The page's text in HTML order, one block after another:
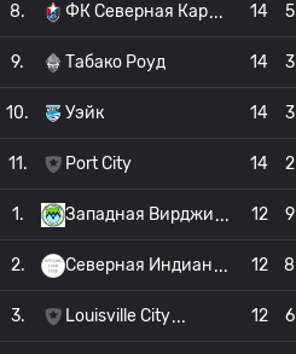
8. ФК Северная Кар 14 5
9. Табако Роуд 14 3
10. Уэйк 14 3
11. Port City 14 2
1. Западная Вирджи 12 9
2. Северная Индиан 12 8
3. Louisville City 12 6